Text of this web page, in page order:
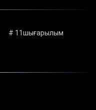
# 11шығарылым